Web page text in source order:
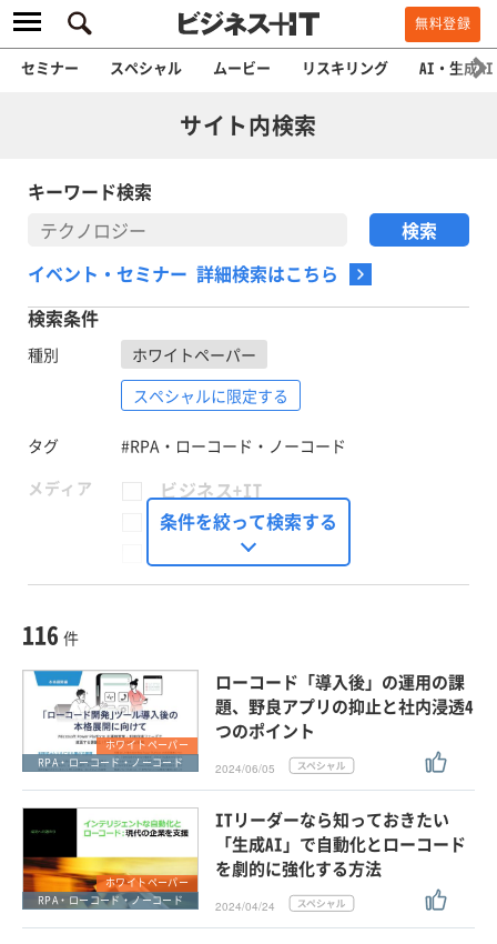
無料登録
セミナー スペシャル ムービー リスキリング AI・生成AI
サイト内検索
キーワード検索
イベント・セミナー 詳細検索はこちら
検索条件
種別
ホワイトペーパー
スペシャルに限定する
タグ
#RPA・ローコード・ノーコード
メディア
ビジネス+IT
FinTech Journal
Seizo Trend
外部ニュース
スペシャルに限定する
タグ ×
× RPA・ローコード・ノーコード
この条件で検索する
条件を絞って検索する
116 件
ホワイトペーパー
RPA・ローコード・ノーコード
ローコード「導入後」の運用の課
題、野良アプリの抑止と社内浸透4
つのポイント
2024/06/05
ホワイトペーパー
RPA・ローコード・ノーコード
ITリーダーなら知っておきたい
「生成AI」で自動化とローコード
を劇的に強化する方法
2024/04/24